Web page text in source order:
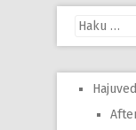
Haku: